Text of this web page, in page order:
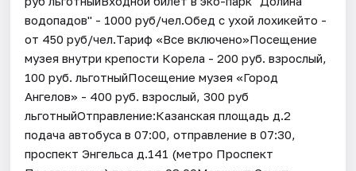
водопадов" - 1000 руб/чел.Обед с ухой лохикейто -
от 450 руб/чел.Тариф «Все включено»Посещение
музея внутри крепости Корела - 200 руб. взрослый,
100 руб. льготныйПосещение музея «Город
Ангелов» - 400 руб. взрослый, 300 руб
льготныйОтправление:Казанская площадь д.2
подача автобуса в 07:00, отправление в 07:30,
проспект Энгельса д.141 (метро Проспект